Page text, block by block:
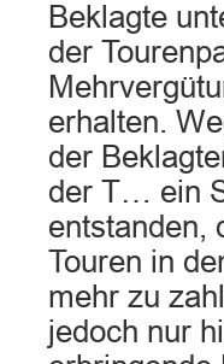
Beklagte
der
erhalten.
der
der T… ein
entstanden,
Touren in
mehr zu
jedoch nur